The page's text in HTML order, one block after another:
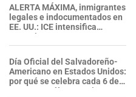
médica"
ALERTA MÁXIMA, inmigrantes
legales e indocumentados en
EE. UU.: ICE intensifica
operativos en aeropuertos y
arresta a NUMEROSOS
EXTRANJEROS en un solo día
Día Oficial del Salvadoreño-
Americano en Estados Unidos:
por qué se celebra cada 6 de
agosto y cuál es su origen